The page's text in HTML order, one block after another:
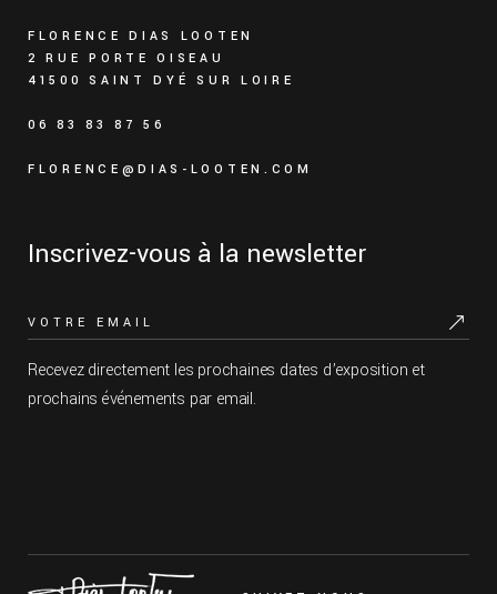
FLORENCE DIAS LOOTEN
2 RUE PORTE OISEAU
41500 SAINT DYÉ SUR LOIRE
06 83 83 87 56
FLORENCE@DIAS-LOOTEN.COM
Inscrivez-vous à la newsletter
Recevez directement les prochaines dates d’exposition et
prochains événements par email.